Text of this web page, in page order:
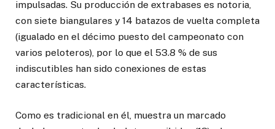
impulsadas. Su producción de extrabases es notoria,
con siete biangulares y 14 batazos de vuelta completa
(igualado en el décimo puesto del campeonato con
varios peloteros), por lo que el 53.8 % de sus
indiscutibles han sido conexiones de estas
características.
Como es tradicional en él, muestra un marcado